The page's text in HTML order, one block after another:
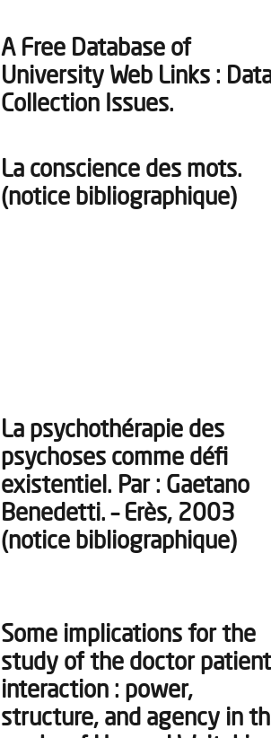
A Free Database of
University Web Links :
Collection Issues.
La conscience des mots.
(notice bibliographique)
La psychothérapie des
psychoses comme défi
existentiel. Par : Gaetano
Benedetti. – Erès, 2003
(notice bibliographique)
Some implications for the
study of the doctor patient
interaction : power,
structure, and agency in